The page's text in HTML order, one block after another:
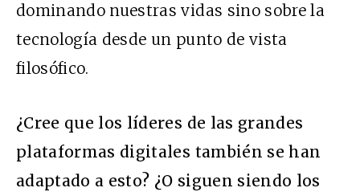
dominando nuestras vidas sino sobre la
tecnología desde un punto de vista
filosófico.
¿Cree que los líderes de las grandes
plataformas digitales también se han
adaptado a esto? ¿O siguen siendo los